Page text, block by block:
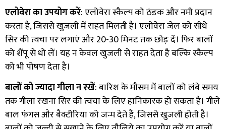
एलोवेरा का उपयोग करें: एलोवेरा स्कैल्प को ठंडक और नमी प्रदान
करता है, जिससे खुजली में राहत मिलती है। एलोवेरा जेल को सीधे
सिर की त्वचा पर लगाएं और 20-30 मिनट तक छोड़ दें। फिर बालों
को शैंपू से धो लें। यह न केवल खुजली से राहत देता है बल्कि स्कैल्प
को भी पोषण देता है।
बालों को ज्यादा गीला न रखें: बारिश के मौसम में बालों को लंबे समय
तक गीला रखना सिर की त्वचा के लिए हानिकारक हो सकता है। गीले
बाल फंगस और बैक्टीरिया को जन्म देते हैं, जिससे खुजली होती है।